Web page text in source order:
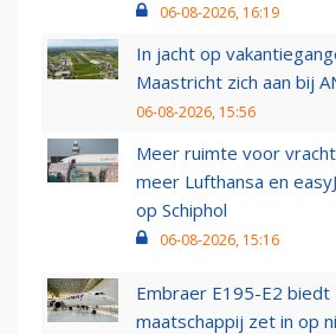
06-08-2026, 16:19
In jacht op
Maastricht zich aan bij
06-08-2026, 15:56
Meer ruimte voor
meer Lufthansa en
op Schiphol
06-08-2026, 15:16
Embraer E195-E2 biedt
maatschappij zet in op